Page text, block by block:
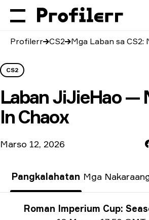
Profilerr CS2 Mga Laban sa CS2:
CS2
LabanJiJieHao —
In Chaox
Marso 12, 2026
Pangkalahatan Mga
Impormasyon tungkol sa
Roman Imperium Cup: